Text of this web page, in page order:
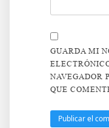
GUARDA MI
NAVEGADOR
QUE